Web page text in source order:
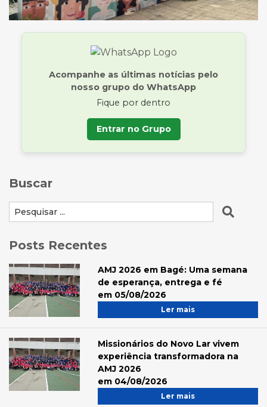
Acompanhe as últimas notícias pelo
nosso grupo do WhatsApp
Fique por dentro
Entrar no Grupo
Buscar
Posts Recentes
AMJ 2026 em Bagé: Uma semana
de esperança, entrega e fé
em 05/08/2026
Ler mais
Missionários do Novo Lar vivem
experiência transformadora na
AMJ 2026
em 04/08/2026
Ler mais